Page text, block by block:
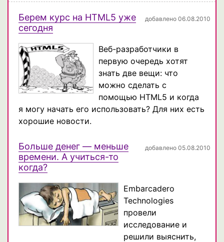
Берем курс на HTML5 уже
сегодня
добавлено 06.08.2010
Веб-разработчики в
первую очередь хотят
знать две вещи: что
можно сделать с
помощью HTML5 и когда
я могу начать его использовать? Для них есть
хорошие новости.
Больше денег — меньше
времени. А учиться-то
когда?
добавлено 05.08.2010
Embarcadero
Technologies
провели
исследование и
решили выяснить,